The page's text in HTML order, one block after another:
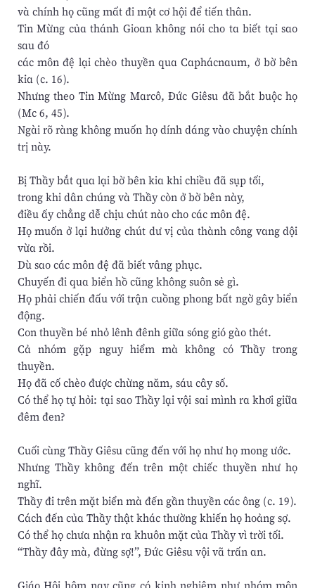
và chính họ cũng mất đi một cơ hội để tiến thân.
Tin Mừng của thánh Gioan không nói cho ta biết tại sao
sau đó
các môn đệ lại chèo thuyền qua Caphácnaum, ở bờ bên
kia (c. 16).
Nhưng theo Tin Mừng Marcô, Đức Giêsu đã bắt buộc họ
(Mc 6, 45).
Ngài rõ ràng không muốn họ dính dáng vào chuyện chính
trị này.
Bị Thầy bắt qua lại bờ bên kia khi chiều đã sụp tối,
trong khi dân chúng và Thầy còn ở bờ bên này,
điều ấy chẳng dễ chịu chút nào cho các môn đệ.
Họ muốn ở lại hưởng chút dư vị của thành công vang dội
vừa rồi.
Dù sao các môn đệ đã biết vâng phục.
Chuyến đi qua biển hồ cũng không suôn sẻ gì.
Họ phải chiến đấu với trận cuồng phong bất ngờ gây biển
động.
Con thuyền bé nhỏ lênh đênh giữa sóng gió gào thét.
Cả nhóm gặp nguy hiểm mà không có Thầy trong
thuyền.
Họ đã cố chèo được chừng năm, sáu cây số.
Có thể họ tự hỏi: tại sao Thầy lại vội sai mình ra khơi giữa
đêm đen?
Cuối cùng Thầy Giêsu cũng đến với họ như họ mong ước.
Nhưng Thầy không đến trên một chiếc thuyền như họ
nghĩ.
Thầy đi trên mặt biển mà đến gần thuyền các ông (c. 19).
Cách đến của Thầy thật khác thường khiến họ hoảng sợ.
Có thể họ chưa nhận ra khuôn mặt của Thầy vì trời tối.
“Thầy đây mà, đừng sợ!”, Đức Giêsu vội vã trấn an.